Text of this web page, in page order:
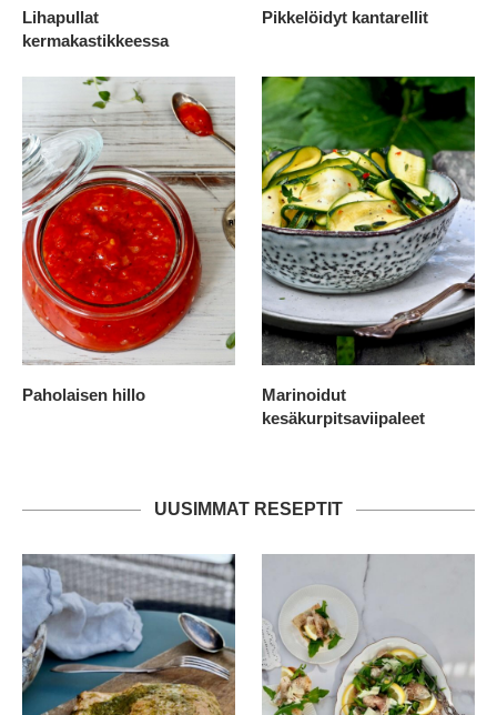
Lihapullat
kermakastikkeessa
Pikkelöidyt kantarellit
Paholaisen hillo
Marinoidut
kesäkurpitsaviipaleet
UUSIMMAT RESEPTIT